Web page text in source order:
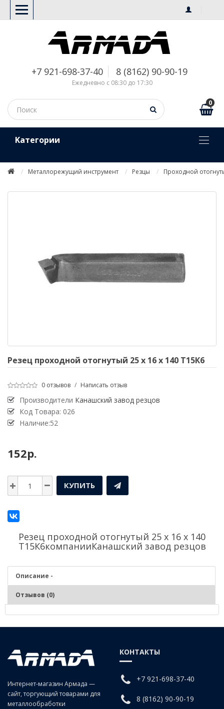
+7 921-698-37-40 8 (8162) 90-90-19
Ежедневно с 08:30 до 17:30
0
Kатегории
Металлорежущий инструмент Резцы Проходной
Резец проходной отогнутый 25 х 16 х 140 Т15К6
0 отзывов / Написать отзыв
Производители Канашский завод резцов
Код Товара: 026
Наличие:52
152р.
КУПИТЬ
Резец проходной отогнутый 25 х 16 х 140
Т15К6компанииКанашский завод резцов
Описание -
Отзывов (0)
Интернет-магазин Армада —
сайт, торгующий товарами для
металлообработки
КОНТАКТЫ
+7 921-698-37-40
8 (8162) 90-90-19